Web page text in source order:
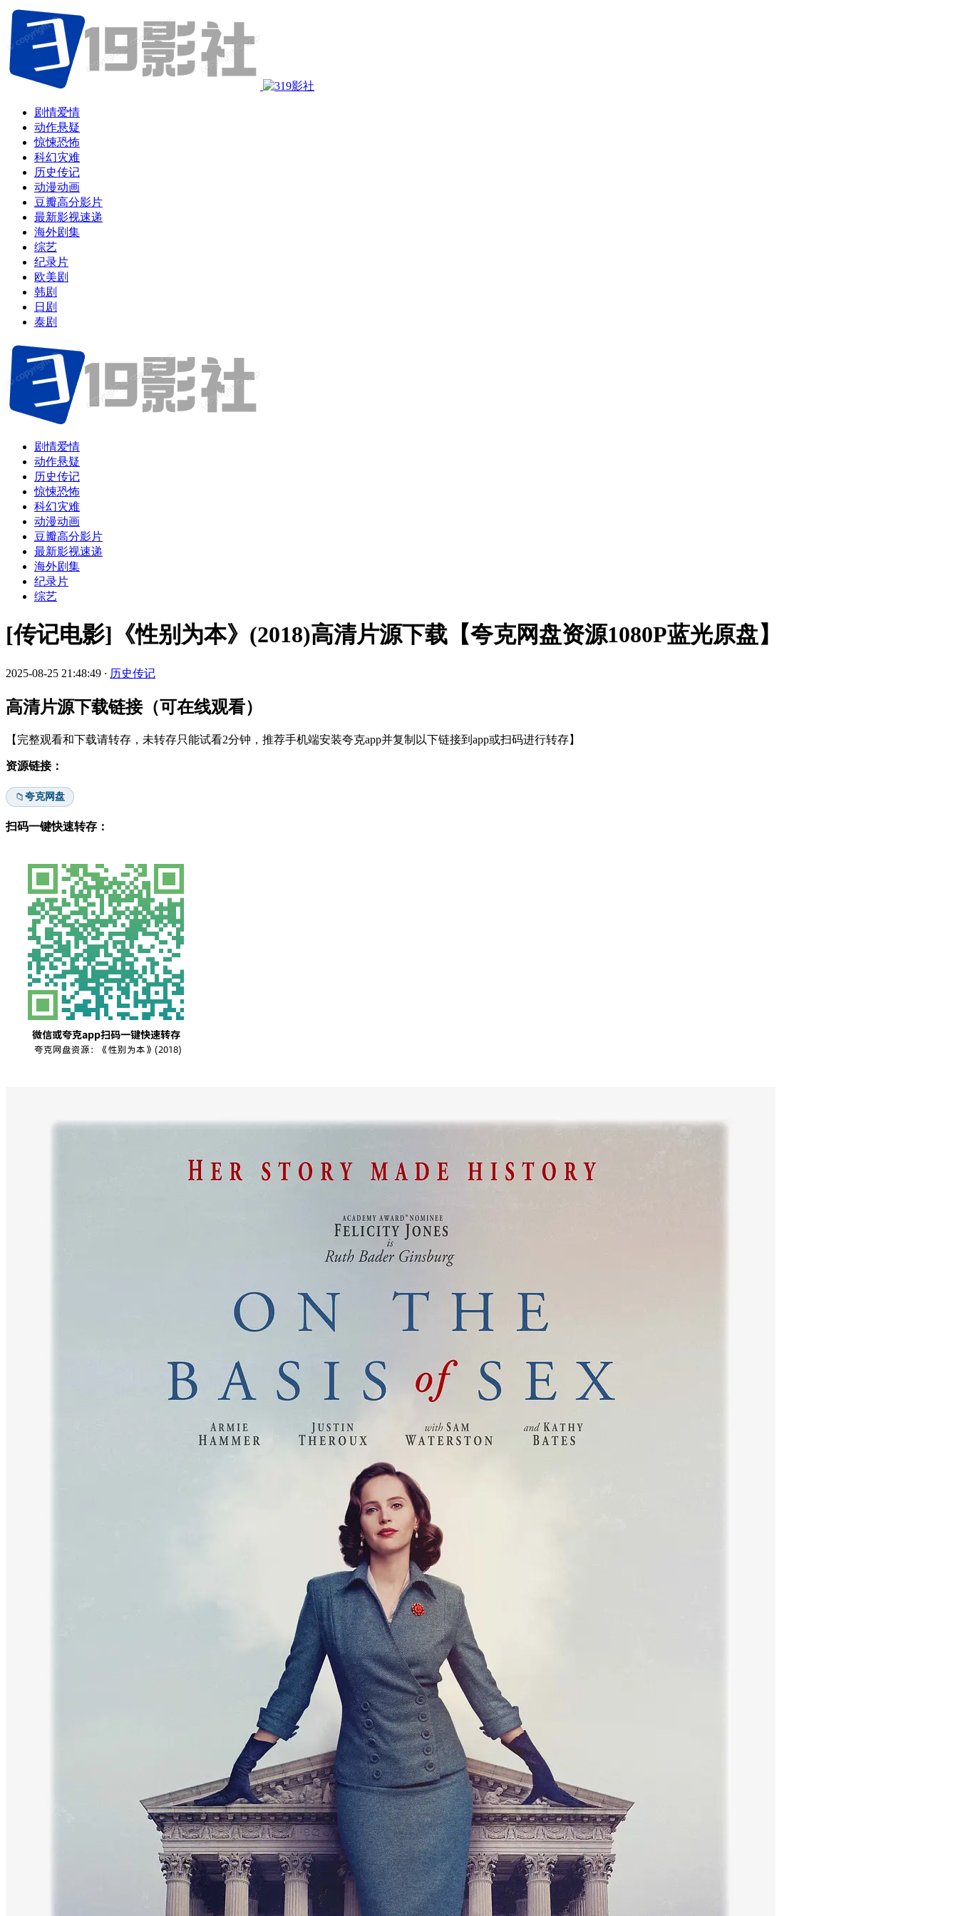
剧情爱情
动作悬疑
惊悚恐怖
科幻灾难
历史传记
动漫动画
豆瓣高分影片
最新影视速递
海外剧集
综艺
纪录片
欧美剧
韩剧
日剧
泰剧
剧情爱情
动作悬疑
历史传记
惊悚恐怖
科幻灾难
动漫动画
豆瓣高分影片
最新影视速递
海外剧集
纪录片
综艺
[传记电影]《性别为本》(2018)高清片源下载【夸克网盘资源1080P蓝光原盘】
2025-08-25 21:48:49 · 历史传记
高清片源下载链接（可在线观看）
【完整观看和下载请转存，未转存只能试看2分钟，推荐手机端安装夸克app并复制以下链接到app或扫码进行转存】
资源链接：
📁夸克网盘
扫码一键快速转存：